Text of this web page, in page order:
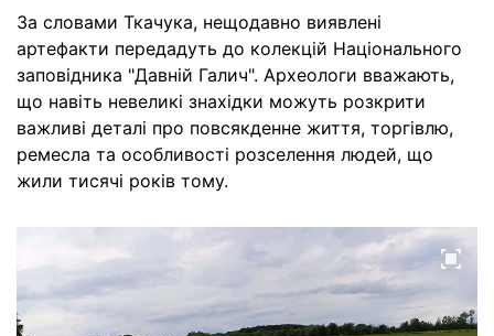
За словами Ткачука, нещодавно виявлені
артефакти передадуть до колекцій Національного
заповідника "Давній Галич". Археологи вважають,
що навіть невеликі знахідки можуть розкрити
важливі деталі про повсякденне життя, торгівлю,
ремесла та особливості розселення людей, що
жили тисячі років тому.